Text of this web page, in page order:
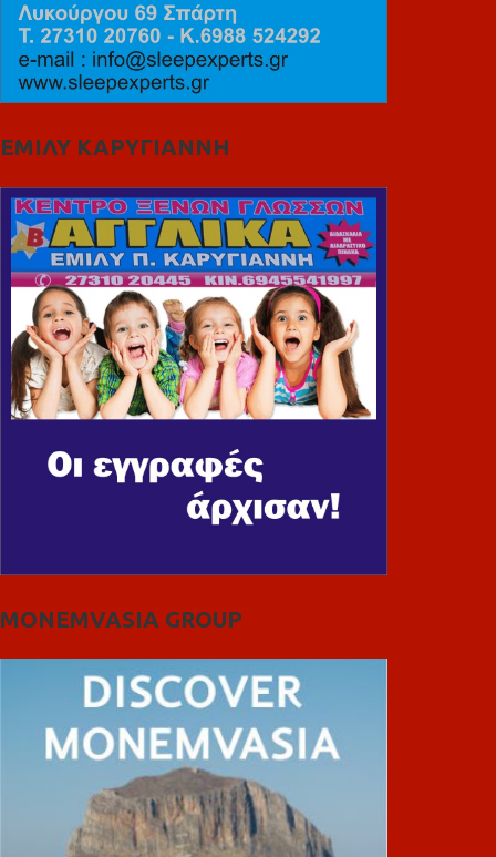
ΕΜΙΛΥ ΚΑΡΥΓΙΑΝΝΗ
MONEMVASIA GROUP